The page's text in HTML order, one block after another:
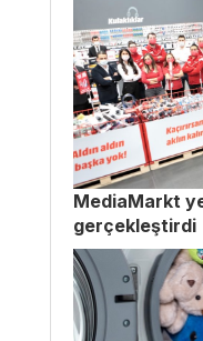
MediaMarkt
gerçekleştirdi